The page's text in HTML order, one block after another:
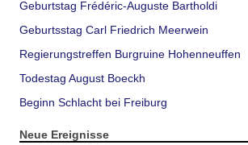
Geburtstag Frédéric-Auguste Bartholdi
Geburtsstag Carl Friedrich Meerwein
Regierungstreffen Burgruine Hohenneuffen
Todestag August Boeckh
Beginn Schlacht bei Freiburg
Neue Ereignisse